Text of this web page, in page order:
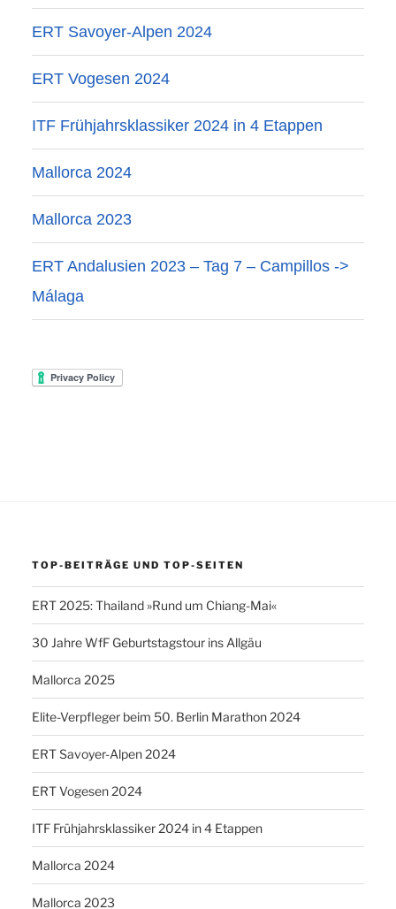
ERT Savoyer-Alpen 2024
ERT Vogesen 2024
ITF Frühjahrsklassiker 2024 in 4 Etappen
Mallorca 2024
Mallorca 2023
ERT Andalusien 2023 – Tag 7 – Campillos ->
Málaga
TOP-BEITRÄGE UND TOP-SEITEN
ERT 2025: Thailand »Rund um Chiang-Mai«
30 Jahre WfF Geburtstagstour ins Allgäu
Mallorca 2025
Elite-Verpfleger beim 50. Berlin Marathon 2024
ERT Savoyer-Alpen 2024
ERT Vogesen 2024
ITF Frühjahrsklassiker 2024 in 4 Etappen
Mallorca 2024
Mallorca 2023